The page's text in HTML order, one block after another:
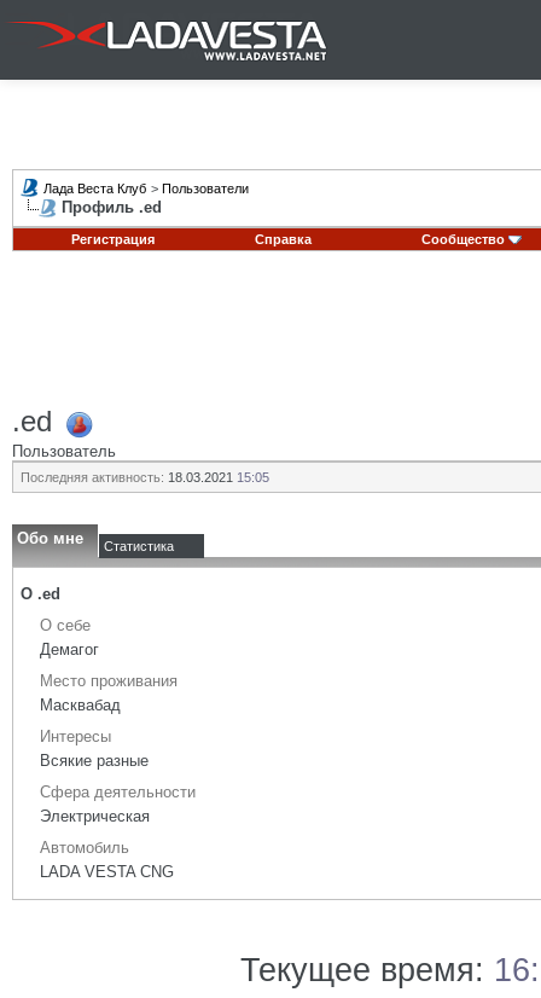
Лада Веста Клуб > Пользователи
Профиль .ed
Регистрация Справка Сообщество
.ed
Пользователь
Последняя активность: 18.03.2021 15:05
Обо мне Статистика
О .ed
О себе
Демагог
Место проживания
Масквабад
Интересы
Всякие разные
Сфера деятельности
Электрическая
Автомобиль
LADA VESTA CNG
Текущее время: